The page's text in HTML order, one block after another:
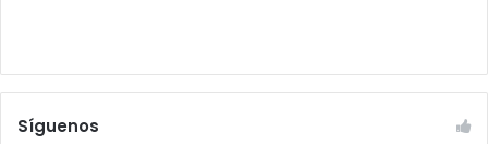
Síguenos